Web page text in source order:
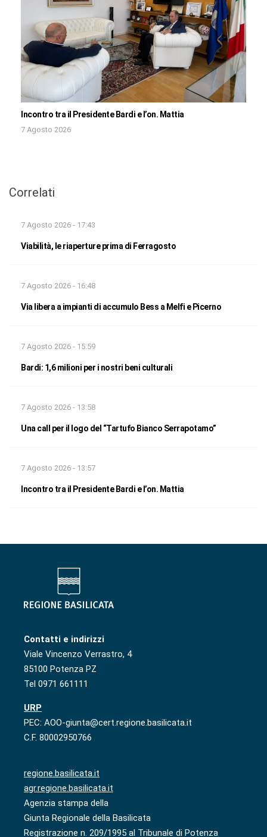
Incontro tra il Presidente Bardi e l’on. Mattia
7 Agosto 2026
Correlati
7 Agosto 2026 - 17:43
Viabilità, le riaperture prima di Ferragosto
7 Agosto 2026 - 16:48
Via libera a impianti di accumulo Bess a Melfi e Picerno
7 Agosto 2026 - 15:59
Bardi: 1,6 milioni per i nostri beni culturali
7 Agosto 2026 - 13:58
Una call per il logo del “Tartufo Bianco Serrapotamo”
7 Agosto 2026 - 13:57
Incontro tra il Presidente Bardi e l’on. Mattia
Contatti e indirizzi
Viale Vincenzo Verrastro, 4
85100 Potenza PZ
Tel 0971 661111
URP
PEC: AOO-giunta@cert.regione.basilicata.it
C.F. 80002950766
regione.basilicata.it
agr.regione.basilicata.it
Agenzia stampa della
Giunta Regionale della Basilicata
Registrazione n. 209/1995 al Tribunale di Potenza